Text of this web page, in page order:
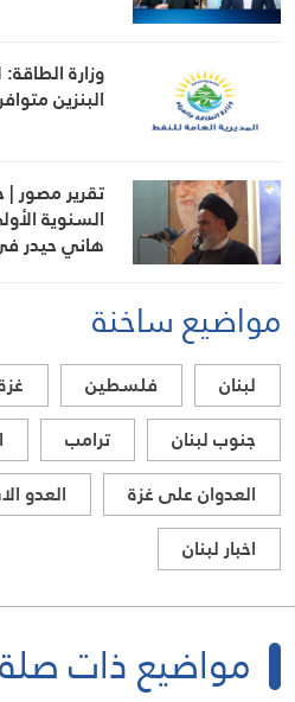
وزارة
البنزين
تقرير مصور |
السنوية
هاني حيدر
مواضيع ساخنة
لبنان فلسطين
جنوب لبنان
ترامب
العدوان على غزة
العدو
اخبار لبنان
مواضيع ذات صلة